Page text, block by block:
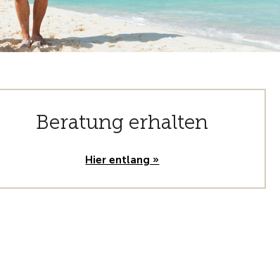
Beratung erhalten
Hier entlang »